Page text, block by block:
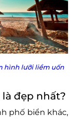
hình lưỡi liềm uốn
đẹp nhất?
phố biển khác,